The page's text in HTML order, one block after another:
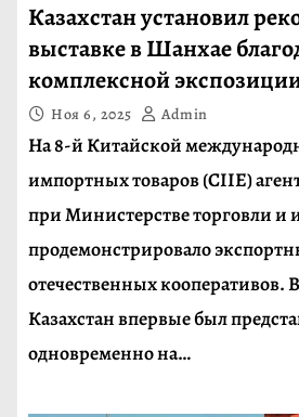
Казахстан установил
выставке в Шанхае
комплексной
Ноя 6, 2025 Admin
На 8-й Китайской
импортных товаров (CIIE)
при Министерстве торговли и
продемонстрировало
отечественных кооперативов.
Казахстан впервые был
одновременно на…